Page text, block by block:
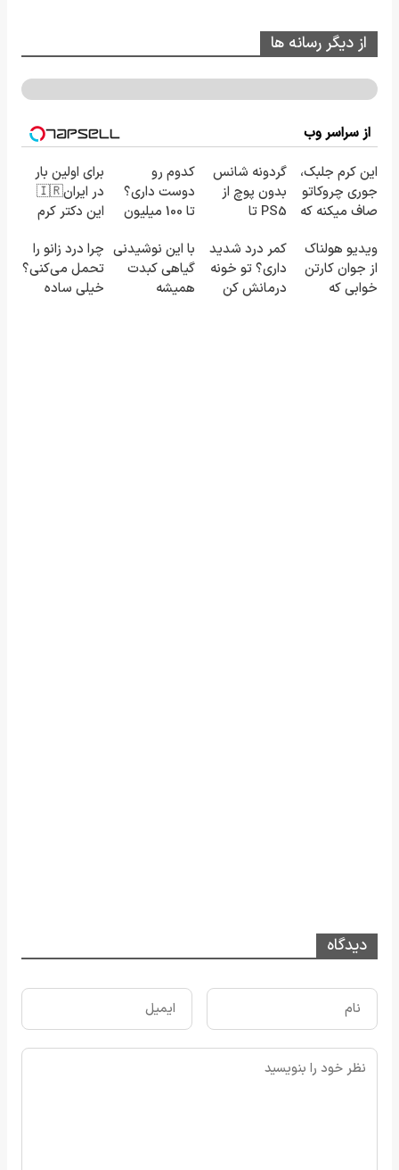
از دیگر رسانه ها
از سراسر وب
این کرم جلبک،
جوری چروکاتو
صاف میکنه که
کردی!(تخفیف
ویژه)
گردونه شانس
بدون پوچ از
PS5 تا
کوین 🔥
کدوم رو
دوست داری؟
تا 100 میلیون
قسطی بخر ✅
برای اولین بار
در ایران🇮🇷
این دکتر کرم
23 روزه
ساخت!
ویدیو هولناک
از جوان کارتن
خوابی که
کمر درد شدید
داری؟ تو خونه
درمانش کن
با این نوشیدنی
گیاهی کبدت
همیشه
چرا درد زانو را
تحمل می‌کنی؟
خیلی ساده
دیدگاه